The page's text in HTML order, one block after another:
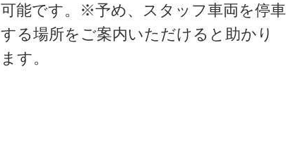
可能です。※予め、スタッフ車両を停車
する場所をご案内いただけると助かり
ます。